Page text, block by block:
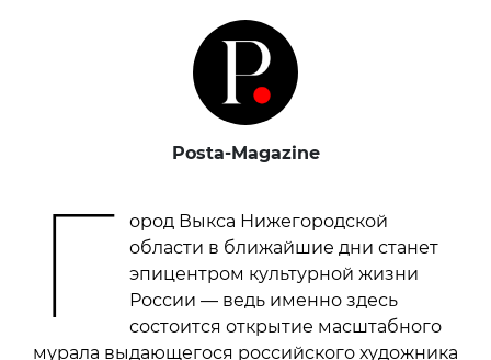
Posta-Magazine
Г
ород Выкса Нижегородской
области в ближайшие дни станет
эпицентром культурной жизни
России — ведь именно здесь
состоится открытие масштабного
мурала выдающегося российского художника